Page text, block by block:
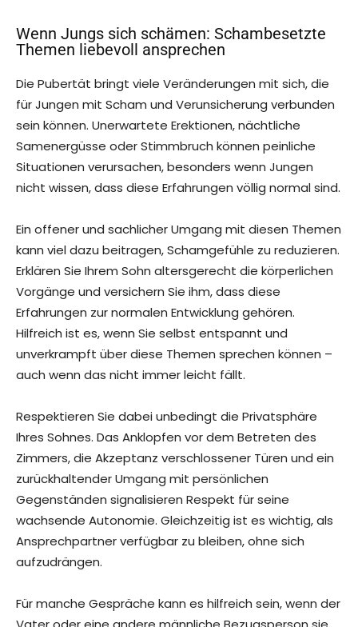
Wenn Jungs sich schämen: Schambesetzte
Themen liebevoll ansprechen
Die Pubertät bringt viele Veränderungen mit sich, die
für Jungen mit Scham und Verunsicherung verbunden
sein können. Unerwartete Erektionen, nächtliche
Samenergüsse oder Stimmbruch können peinliche
Situationen verursachen, besonders wenn Jungen
nicht wissen, dass diese Erfahrungen völlig normal sind.
Ein offener und sachlicher Umgang mit diesen Themen
kann viel dazu beitragen, Schamgefühle zu reduzieren.
Erklären Sie Ihrem Sohn altersgerecht die körperlichen
Vorgänge und versichern Sie ihm, dass diese
Erfahrungen zur normalen Entwicklung gehören.
Hilfreich ist es, wenn Sie selbst entspannt und
unverkrampft über diese Themen sprechen können –
auch wenn das nicht immer leicht fällt.
Respektieren Sie dabei unbedingt die Privatsphäre
Ihres Sohnes. Das Anklopfen vor dem Betreten des
Zimmers, die Akzeptanz verschlossener Türen und ein
zurückhaltender Umgang mit persönlichen
Gegenständen signalisieren Respekt für seine
wachsende Autonomie. Gleichzeitig ist es wichtig, als
Ansprechpartner verfügbar zu bleiben, ohne sich
aufzudrängen.
Für manche Gespräche kann es hilfreich sein, wenn der